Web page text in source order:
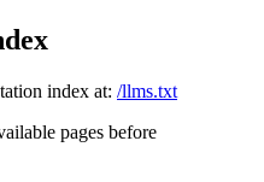
index at: /llms.txt
pages before